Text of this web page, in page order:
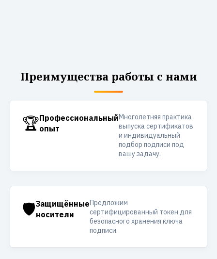
Преимущества работы с нами
🏆Профессиональный
опыт
Многолетняя практика
выпуска сертификатов
и индивидуальный
подбор подписи под
вашу задачу.
🛡️Защищённые
носители
Предложим
сертифицированный токен для
безопасного хранения ключа
подписи.